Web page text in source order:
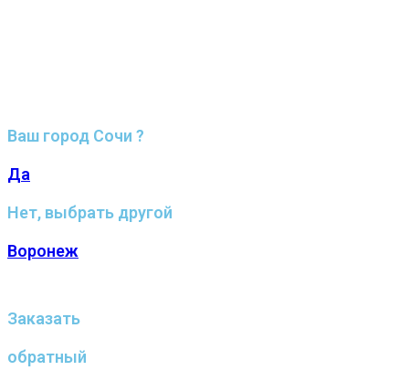
Ваш город Сочи ?
Да
Нет, выбрать другой
Воронеж
Заказать
обратный